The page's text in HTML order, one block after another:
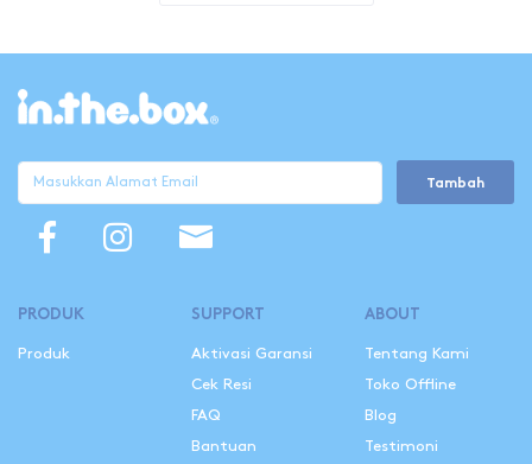
Tambah
PRODUK
Produk
SUPPORT
Aktivasi Garansi
Cek Resi
FAQ
Bantuan
ABOUT
Tentang Kami
Toko Offline
Blog
Testimoni